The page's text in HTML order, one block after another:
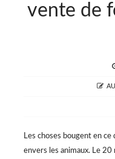
vente de
Les choses bougent en
envers les animaux. Le 20